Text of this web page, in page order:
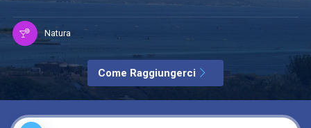
Natura
Come Raggiungerci